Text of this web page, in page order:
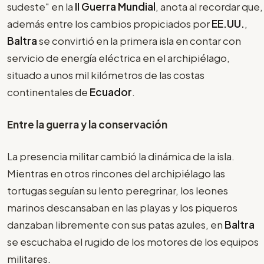
sudeste" en la II Guerra Mundial, anota al recordar que,
además entre los cambios propiciados porEE.UU.,
Baltrase convirtió en la primera isla en contar con
servicio de energía eléctrica en el archipiélago,
situado a unos mil kilómetros de las costas
continentales de Ecuador.
Entre la guerra y la conservación
La presencia militar cambió la dinámica de la isla.
Mientras en otros rincones del archipiélago las
tortugas seguían su lento peregrinar, los leones
marinos descansaban en las playas y los piqueros
danzaban libremente con sus patas azules, en Baltra
se escuchaba el rugido de los motores de los equipos
militares.